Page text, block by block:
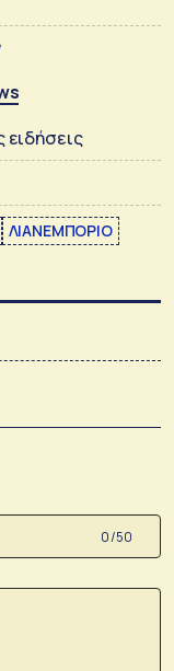
ειδήσεις
ΛΙΑΝΕΜΠΟΡΙΟ
0 /50